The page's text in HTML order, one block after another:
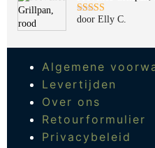
Gewaardeerd
door Elly C.
Algemene
Levertijden
Over ons
Retourformulier
Privacybeleid